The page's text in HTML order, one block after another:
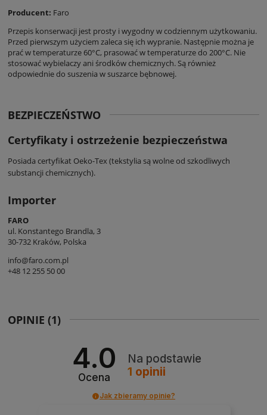
Producent: Faro
Przepis konserwacji jest prosty i wygodny w codziennym użytkowaniu.
Przed pierwszym użyciem zaleca się ich wypranie. Następnie można je
prać w temperaturze 60°C, prasować w temperaturze do 200°C. Nie
stosować wybielaczy ani środków chemicznych. Są również
odpowiednie do suszenia w suszarce bębnowej.
BEZPIECZEŃSTWO
Certyfikaty i ostrzeżenie bezpieczeństwa
Posiada certyfikat Oeko-Tex (tekstylia są wolne od szkodliwych
substancji chemicznych).
Importer
FARO
ul. Konstantego Brandla, 3
30-732 Kraków, Polska
info@faro.com.pl
+48 12 255 50 00
OPINIE (1)
4.0
Ocena
Na podstawie
1 opinii
Jak zbieramy opinie?